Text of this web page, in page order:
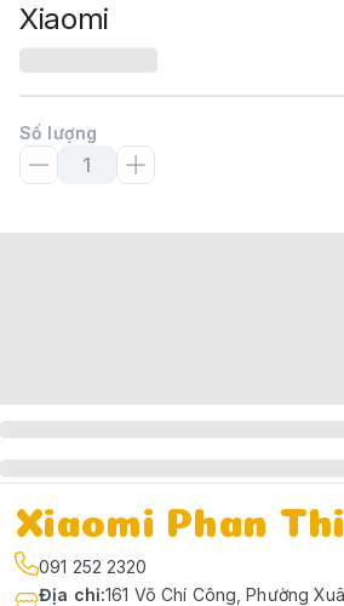
Xiaomi
Số lượng
Xiaomi Phan
091 252 2320
Địa chỉ:161 Võ Chí Công, Phường